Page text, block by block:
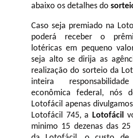
abaixo os detalhes do
Caso seja premiado na
poderá receber o
lotéricas em pequeno
seja alto se dirija as
realização do sorteio da
inteira
econômica federal, nós
Lotofácil apenas
Lotofácil 745, a Lotofácil
minimo 15 dezenas das